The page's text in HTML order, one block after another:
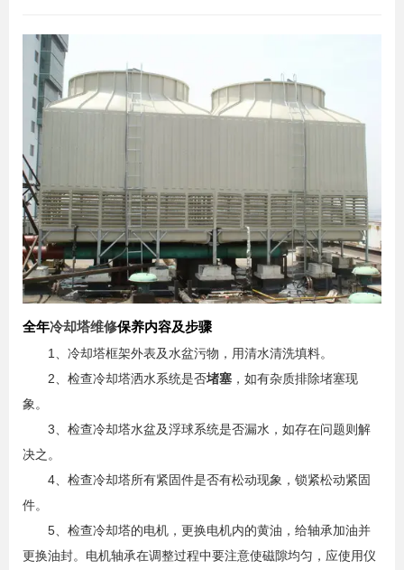
全年冷却塔维修保养内容及步骤
1、冷却塔框架外表及水盆污物，用清水清洗填料。
2、检查冷却塔洒水系统是否堵塞 ，如有杂质排除堵塞现
象。
3、检查冷却塔水盆及浮球系统是否漏水，如存在问题则解
决之。
4、检查冷却塔所有紧固件是否有松动现象，锁紧松动紧固
件。
5、检查冷却塔的电机，更换电机内的黄油，给轴承加油并
更换油封。电机轴承在调整过程中要注意使磁隙均匀，应使用仪